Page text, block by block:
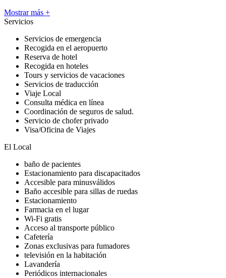
Mostrar más +
Servicios
Servicios de emergencia
Recogida en el aeropuerto
Reserva de hotel
Recogida en hoteles
Tours y servicios de vacaciones
Servicios de traducción
Viaje Local
Consulta médica en línea
Coordinación de seguros de salud.
Servicio de chofer privado
Visa/Oficina de Viajes
El Local
baño de pacientes
Estacionamiento para discapacitados
Accesible para minusválidos
Baño accesible para sillas de ruedas
Estacionamiento
Farmacia en el lugar
Wi-Fi gratis
Acceso al transporte público
Cafetería
Zonas exclusivas para fumadores
televisión en la habitación
Lavandería
Periódicos internacionales